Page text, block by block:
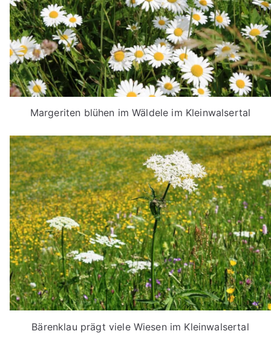
Margeriten blühen im Wäldele im Kleinwalsertal
Bärenklau prägt viele Wiesen im Kleinwalsertal